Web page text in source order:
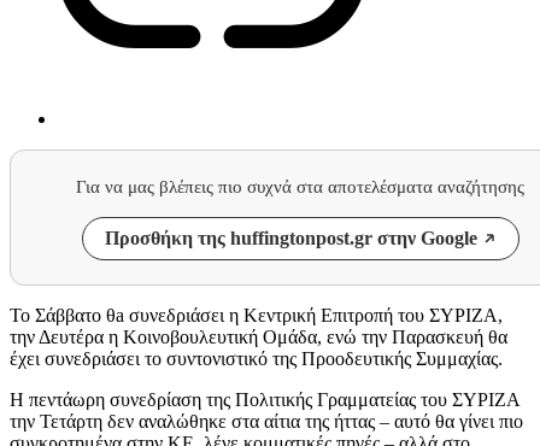
Για να μας βλέπεις πιο συχνά στα αποτελέσματα αναζήτησης
Προσθήκη της huffingtonpost.gr στην Google
Το Σάββατο θa συνεδριάσει η Κεντρική Επιτροπή του ΣΥΡΙΖΑ,
την Δευτέρα η Κοινοβουλευτική Ομάδα, ενώ την Παρασκευή θα
έχει συνεδριάσει το συντονιστικό της Προοδευτικής Συμμαχίας.
Η πεντάωρη συνεδρίαση της Πολιτικής Γραμματείας του ΣΥΡΙΖΑ
την Τετάρτη δεν αναλώθηκε στα αίτια της ήττας – αυτό θα γίνει πιο